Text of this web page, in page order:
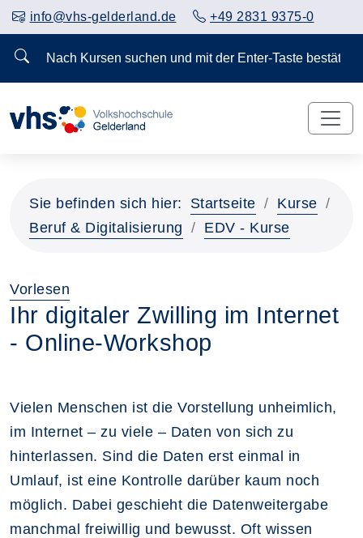
info@vhs-gelderland.de +49 2831 9375-0
Nach Kursen suchen und mit der Enter-Taste
Sie befinden sich hier: Startseite
Kurse
Beruf & Digitalisierung
EDV - Kurse
Vorlesen
Ihr digitaler Zwilling im Internet
- Online-Workshop
Vielen Menschen ist die Vorstellung unheimlich,
im Internet – zu viele – Daten von sich zu
hinterlassen. Sind die Daten erst einmal in
Umlauf, ist eine Kontrolle darüber kaum noch
möglich. Dabei geschieht die Datenweitergabe
manchmal freiwillig und bewusst. Oft wissen